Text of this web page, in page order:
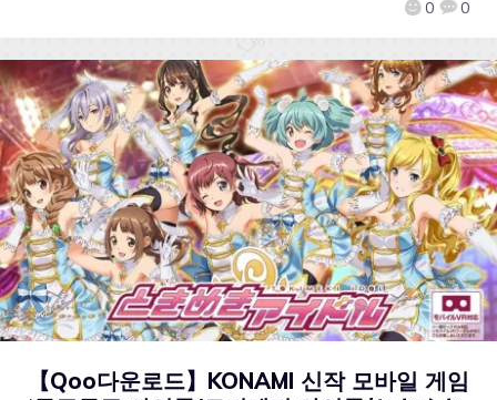
0 0
【Qoo다운로드】KONAMI 신작 모바일 게임